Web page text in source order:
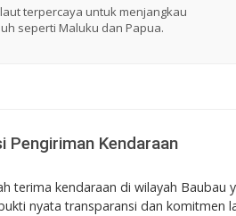
terpercaya untuk menjangkau
seperti Maluku dan Papua.
Pengiriman Kendaraan
terima kendaraan di wilayah Baubau
nyata transparansi dan komitmen